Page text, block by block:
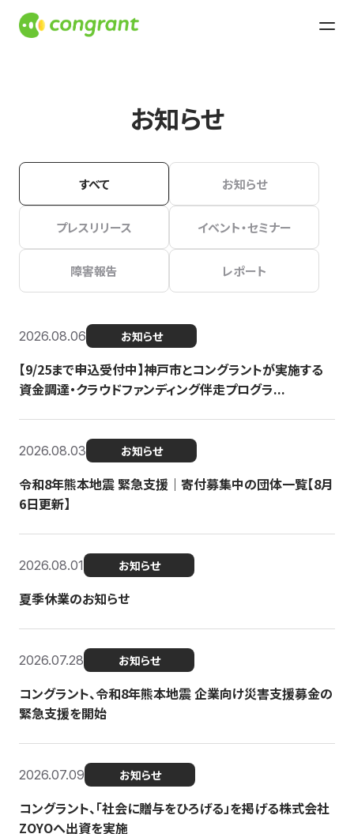
お知らせ
すべて お知らせ
プレスリリース イベント・セミナー
障害報告 レポート
2026.08.06 お知らせ
【9/25まで申込受付中】神戸市とコングラントが実施する
資金調達・クラウドファンディング伴走プログラ...
2026.08.03 お知らせ
令和8年熊本地震 緊急支援｜寄付募集中の団体一覧【8月
6日更新】
2026.08.01 お知らせ
夏季休業のお知らせ
2026.07.28 お知らせ
コングラント、令和8年熊本地震 企業向け災害支援募金の
緊急支援を開始
2026.07.09 お知らせ
コングラント、「社会に贈与をひろげる」を掲げる株式会社
ZOYOへ出資を実施